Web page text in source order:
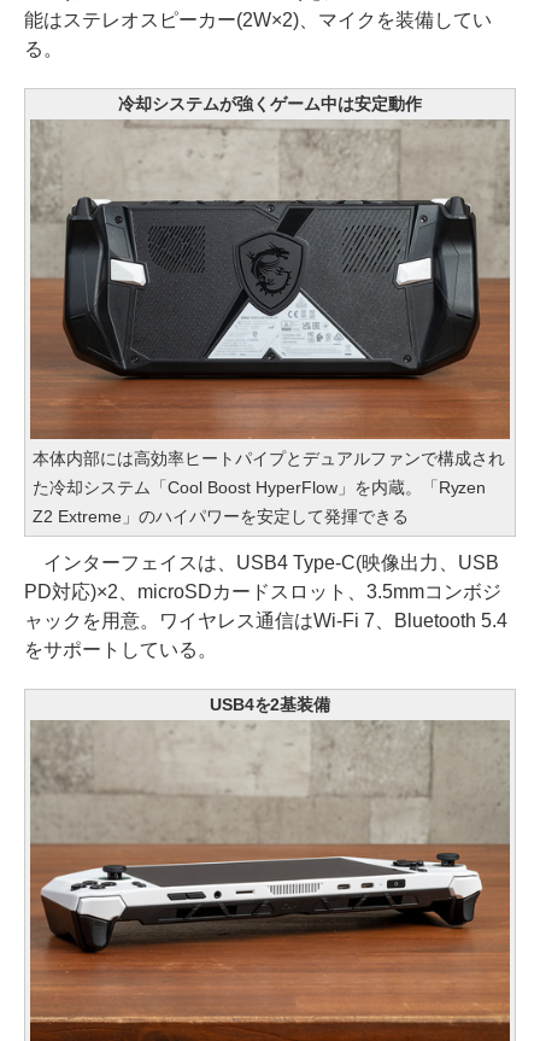
能はステレオスピーカー(2W×2)、マイクを装備してい
る。
冷却システムが強くゲーム中は安定動作
本体内部には高効率ヒートパイプとデュアルファンで構成され
た冷却システム「Cool Boost HyperFlow」を内蔵。「Ryzen
Z2 Extreme」のハイパワーを安定して発揮できる
インターフェイスは、USB4 Type-C(映像出力、USB
PD対応)×2、microSDカードスロット、3.5mmコンボジ
ャックを用意。ワイヤレス通信はWi-Fi 7、Bluetooth 5.4
をサポートしている。
USB4を2基装備